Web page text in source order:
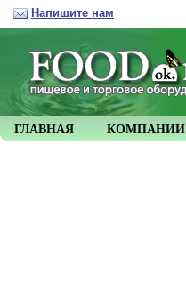
ГЛАВНАЯ КОМПАНИИ
Напишите нам